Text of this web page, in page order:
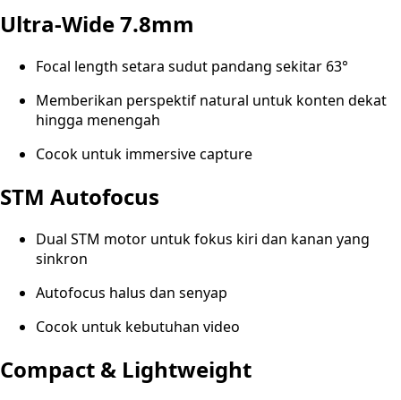
Ultra-Wide 7.8mm
Focal length setara sudut pandang sekitar 63°
Memberikan perspektif natural untuk konten dekat
hingga menengah
Cocok untuk immersive capture
STM Autofocus
Dual STM motor untuk fokus kiri dan kanan yang
sinkron
Autofocus halus dan senyap
Cocok untuk kebutuhan video
Compact & Lightweight